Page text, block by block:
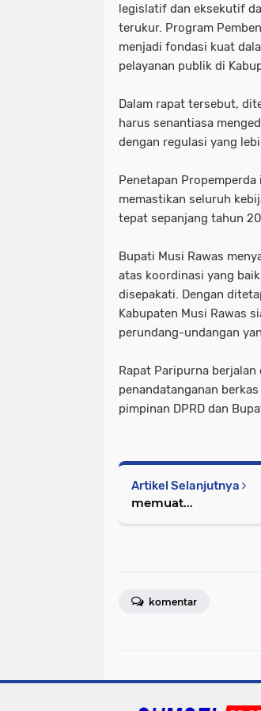
legislatif dan eksekutif
terukur. Program
menjadi fondasi kuat
pelayanan publik di
Dalam rapat tersebut,
harus senantiasa
dengan regulasi yang
Penetapan
memastikan seluruh
tepat sepanjang tahun
Bupati Musi Rawas
atas koordinasi yang
disepakati. Dengan
Kabupaten Musi Rawas
perundang-undangan
Rapat Paripurna
penandatanganan
pimpinan DPRD dan
Artikel Selanjutnya
memuat...
komentar